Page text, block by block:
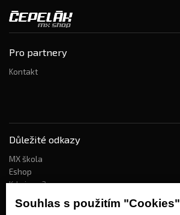
Souhlas s použitím "Cookies"
Pro partnery
Kontakt
Důležité odkazy
MX škola
Eshop
Kdo jsme?